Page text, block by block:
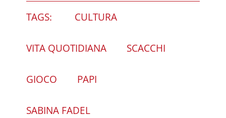
TAGS: CULTURA
VITA QUOTIDIANA SCACCHI
GIOCO PAPI
SABINA FADEL